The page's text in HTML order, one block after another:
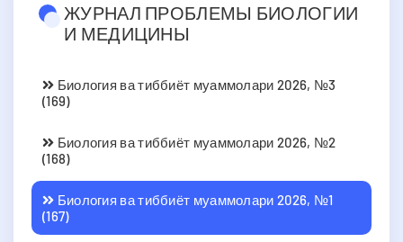
ЖУРНАЛ ПРОБЛЕМЫ БИОЛОГИИ
И МЕДИЦИНЫ
Биология ва тиббиёт муаммолари 2026, №3
(169)
Биология ва тиббиёт муаммолари 2026, №2
(168)
Биология ва тиббиёт муаммолари 2026, №1
(167)